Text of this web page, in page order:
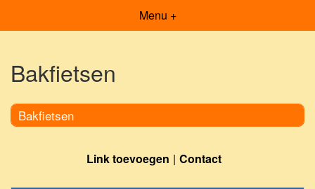
Menu +
Bakfietsen
Bakfietsen
Link toevoegen Contact